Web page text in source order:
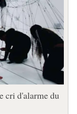
cri d'alarme du